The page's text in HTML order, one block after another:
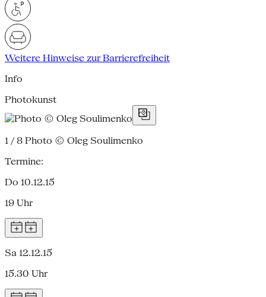
Weitere Hinweise zur Barrierefreiheit
Info
Photokunst
1 / 8 Photo © Oleg Soulimenko
Termine:
Do 10.12.15
19 Uhr
Sa 12.12.15
15.30 Uhr